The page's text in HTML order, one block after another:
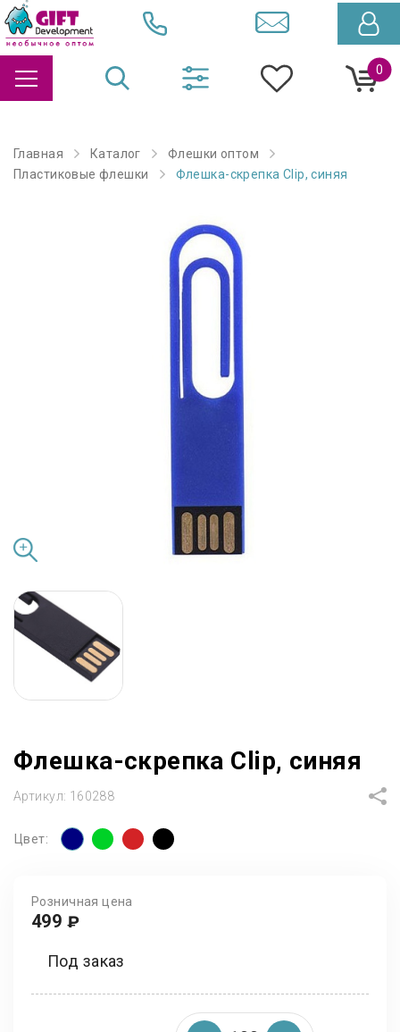
0
Главная Каталог
Флешки оптом
Пластиковые флешки
Флешка-скрепка Clip, синяя
Флешка-скрепка Clip, синяя
Артикул: 160288
Цвет:
Розничная цена
499 ₽
Под заказ